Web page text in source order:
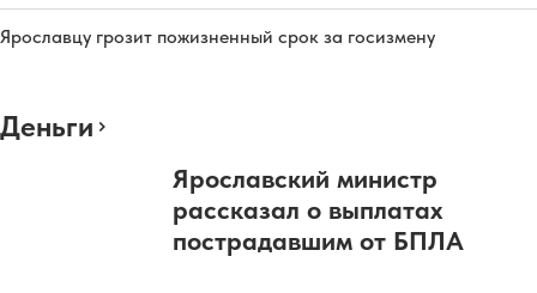
Ярославцу грозит пожизненный срок за госизмену
Деньги
Ярославский министр
рассказал о выплатах
пострадавшим от БПЛА